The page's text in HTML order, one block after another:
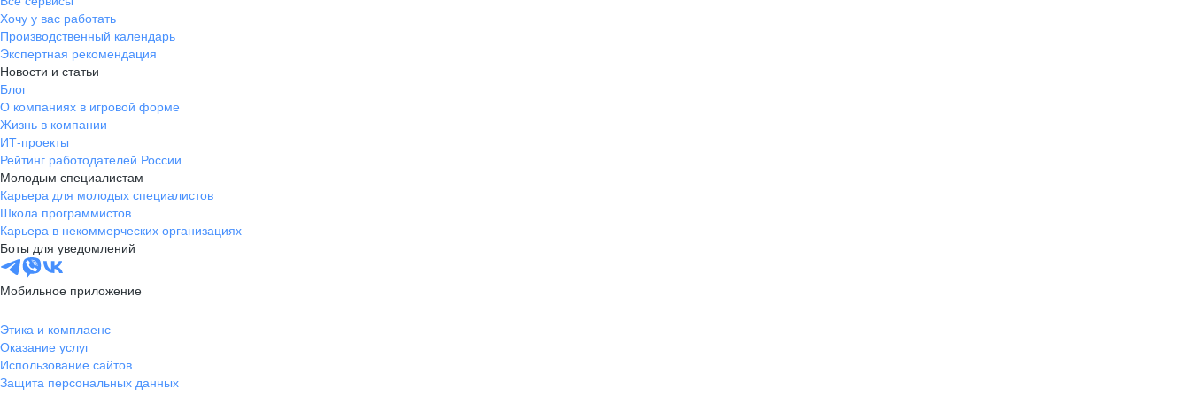
Хочу у вас работать
Производственный календарь
Экспертная рекомендация
Новости и статьи
Блог
О компаниях в игровой форме
Жизнь в компании
ИТ-проекты
Рейтинг работодателей России
Молодым специалистам
Карьера для молодых специалистов
Школа программистов
Карьера в некоммерческих организациях
Боты для уведомлений
Мобильное приложение
Этика и комплаенс
Оказание услуг
Использование сайтов
Защита персональных данных